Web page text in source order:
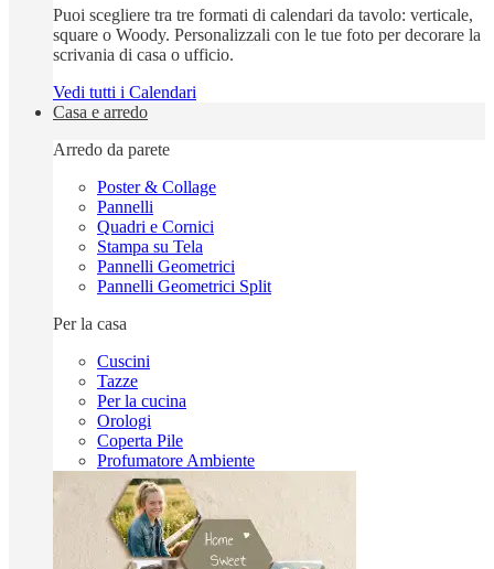
Puoi scegliere tra tre formati di calendari da tavolo: verticale,
square o Woody. Personalizzali con le tue foto per decorare la
scrivania di casa o ufficio.
Vedi tutti i Calendari
Casa e arredo
Arredo da parete
Poster & Collage
Pannelli
Quadri e Cornici
Stampa su Tela
Pannelli Geometrici
Pannelli Geometrici Split
Per la casa
Cuscini
Tazze
Per la cucina
Orologi
Coperta Pile
Profumatore Ambiente